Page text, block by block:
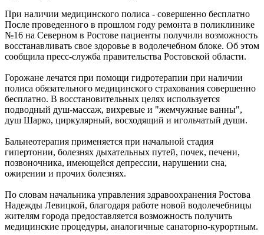
При наличии медицинского полиса - совершенно бесплатно
После проведенного в прошлом году ремонта в поликлинике
№16 на Северном в Ростове пациенты получили возможность
восстанавливать свое здоровье в водолечебном блоке. Об этом
сообщила пресс-служба правительства Ростовской области.
Горожане лечатся при помощи гидротерапии при наличии
полиса обязательного медицинского страхования совершенно
бесплатно. В восстановительных целях используется
подводный душ-массаж, вихревые и "жемчужные ванны",
душ Шарко, циркулярный, восходящий и игольчатый души.
Бальнеотерапия применяется при начальной стадия
гипертонии, болезнях дыхательных путей, почек, печени,
позвоночника, имеющейся депрессии, нарушении сна,
ожирении и прочих болезнях.
По словам начальника управления здравоохранения Ростова
Надежды Левицкой, благодаря работе новой водолечебницы
жителям города предоставляется возможность получить
медицинские процедуры, аналогичные санаторно-курортным.